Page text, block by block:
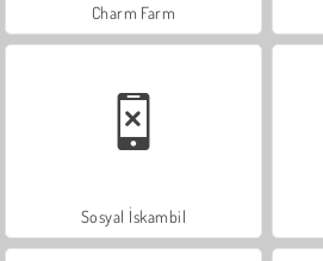
Charm Farm
Sosyal İskambil